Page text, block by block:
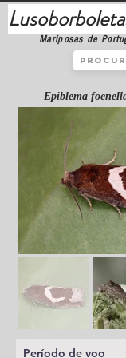
Mariposas de
Epiblema
Período de voo